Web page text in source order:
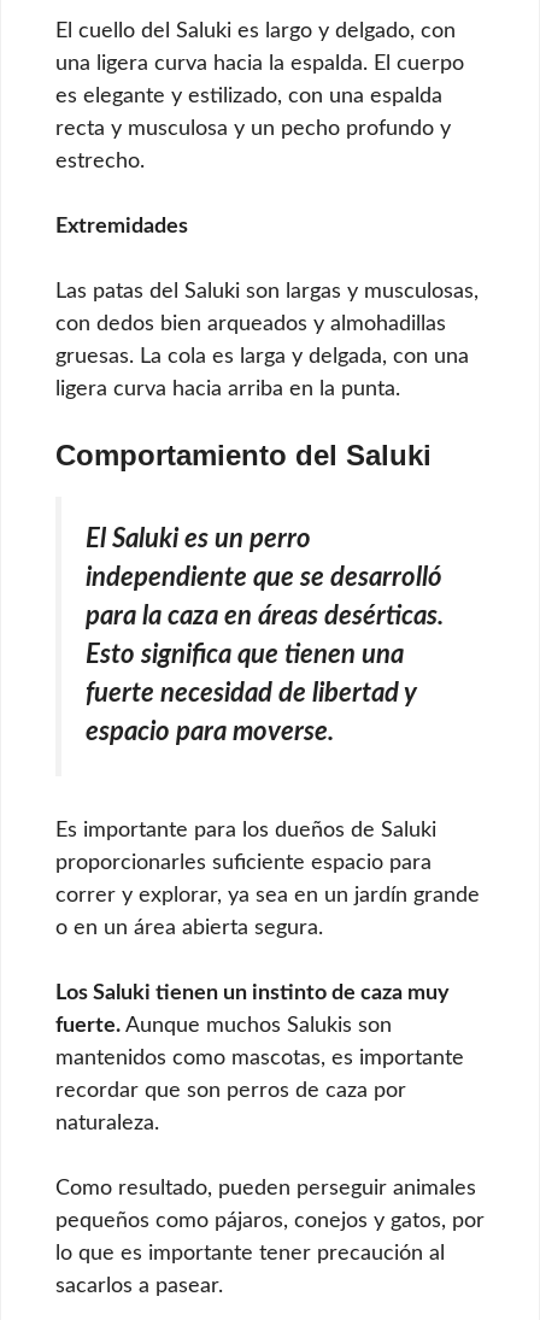
El cuello del Saluki es largo y delgado, con
una ligera curva hacia la espalda. El cuerpo
es elegante y estilizado, con una espalda
recta y musculosa y un pecho profundo y
estrecho.
Extremidades
Las patas del Saluki son largas y musculosas,
con dedos bien arqueados y almohadillas
gruesas. La cola es larga y delgada, con una
ligera curva hacia arriba en la punta.
Comportamiento del Saluki
El Saluki es un perro
independiente que se desarrolló
para la caza en áreas desérticas.
Esto significa que tienen una
fuerte necesidad de libertad y
espacio para moverse.
Es importante para los dueños de Saluki
proporcionarles suficiente espacio para
correr y explorar, ya sea en un jardín grande
o en un área abierta segura.
Los Saluki tienen un instinto de caza muy
fuerte. Aunque muchos Salukis son
mantenidos como mascotas, es importante
recordar que son perros de caza por
naturaleza.
Como resultado, pueden perseguir animales
pequeños como pájaros, conejos y gatos, por
lo que es importante tener precaución al
sacarlos a pasear.